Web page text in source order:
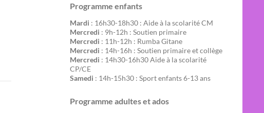
Programme enfants
Mardi : 16h30-18h30 : Aide à la scolarité CM
Mercredi : 9h-12h : Soutien primaire
Mercredi : 11h-12h : Rumba Gitane
Mercredi : 14h-16h : Soutien primaire et collège
Mercredi : 14h30-16h30 Aide à la scolarité
CP/CE
Samedi : 14h-15h30 : Sport enfants 6-13 ans
Programme adultes et ados